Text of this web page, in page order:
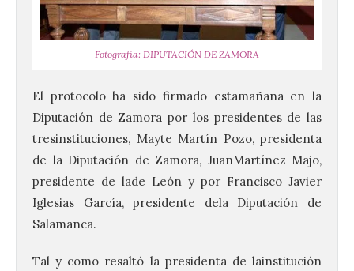
Fotografía: DIPUTACIÓN DE ZAMORA
El protocolo ha sido firmado estamañana en la
Diputación de Zamora por los presidentes de las
tresinstituciones, Mayte Martín Pozo, presidenta
de la Diputación de Zamora, JuanMartínez Majo,
presidente de lade León y por Francisco Javier
Iglesias García, presidente dela Diputación de
Salamanca.
Tal y como resaltó la presidenta de lainstitución